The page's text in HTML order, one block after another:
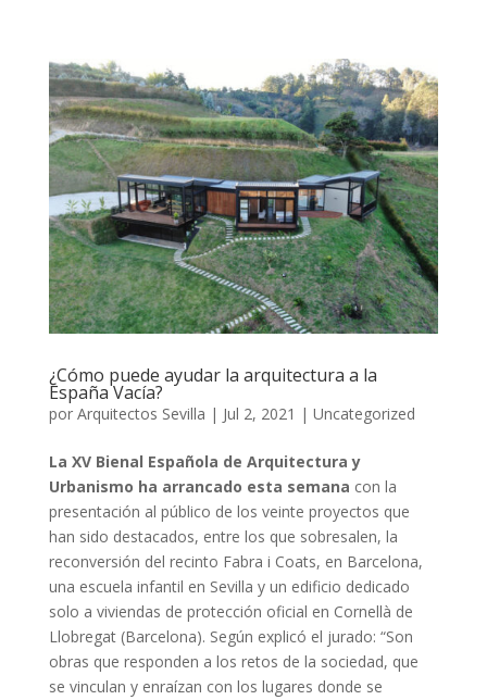
¿Cómo puede ayudar la arquitectura a la
España Vacía?
por Arquitectos Sevilla | Jul 2, 2021 | Uncategorized
La XV Bienal Española de Arquitectura y
Urbanismo ha arrancado esta semana con la
presentación al público de los veinte proyectos que
han sido destacados, entre los que sobresalen, la
reconversión del recinto Fabra i Coats, en Barcelona,
una escuela infantil en Sevilla y un edificio dedicado
solo a viviendas de protección oficial en Cornellà de
Llobregat (Barcelona). Según explicó el jurado: “Son
obras que responden a los retos de la sociedad, que
se vinculan y enraízan con los lugares donde se